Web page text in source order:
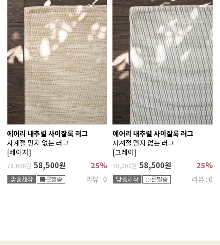
에어리 내추럴 사이잘룩 러그
사계절 먼지 없는 러그
[베이지]
78,000원 58,500원 25%
리뷰 : 0
에어리 내추럴 사이잘룩 러그
사계절 먼지 없는 러그
[그레이]
78,000원 58,500원 25%
리뷰 : 0